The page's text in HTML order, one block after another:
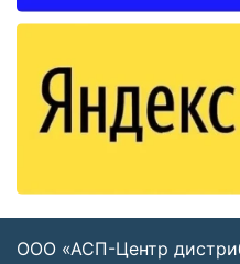
ООО «АСП-Центр